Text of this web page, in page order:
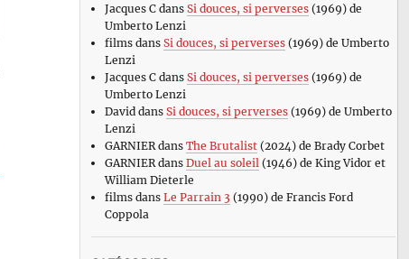
Jacques Cdans Si douces, si perverses(1969) de
Umberto Lenzi
filmsdans Si douces, si perverses(1969) de Umberto
Lenzi
Jacques Cdans Si douces, si perverses(1969) de
Umberto Lenzi
Daviddans Si douces, si perverses(1969) de Umberto
Lenzi
GARNIERdans The Brutalist(2024) de Brady Corbet
GARNIERdans Duel au soleil (1946) de King Vidor et
William Dieterle
filmsdans Le Parrain 3 (1990) de Francis Ford
Coppola